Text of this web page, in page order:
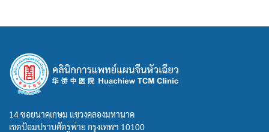
14 ซอยนาคเกษม แขวงคลองมหานาค
เขตป้อมปราบศัตรูพ่าย กรุงเทพฯ 10100